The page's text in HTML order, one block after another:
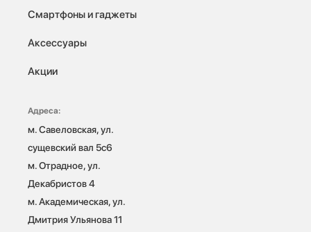
Смартфоны и гаджеты
Аксессуары
Акции
Адреса:
м. Савеловская, ул.
сущевский вал 5с6
м. Отрадное, ул.
Декабристов 4
м. Академическая, ул.
Дмитрия Ульянова 11